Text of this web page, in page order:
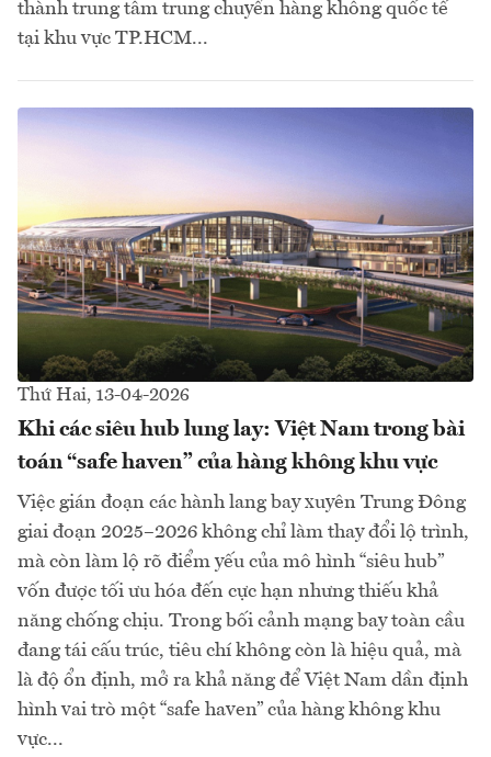
thành trung tâm trung chuyển hàng không quốc tế
tại khu vực TP.HCM...
Thứ Hai, 13-04-2026
Khi các siêu hub lung lay: Việt Nam trong bài
toán “safe haven” của hàng không khu vực
Việc gián đoạn các hành lang bay xuyên Trung Đông
giai đoạn 2025–2026 không chỉ làm thay đổi lộ trình,
mà còn làm lộ rõ điểm yếu của mô hình “siêu hub”
vốn được tối ưu hóa đến cực hạn nhưng thiếu khả
năng chống chịu. Trong bối cảnh mạng bay toàn cầu
đang tái cấu trúc, tiêu chí không còn là hiệu quả, mà
là độ ổn định, mở ra khả năng để Việt Nam dần định
hình vai trò một “safe haven” của hàng không khu
vực...